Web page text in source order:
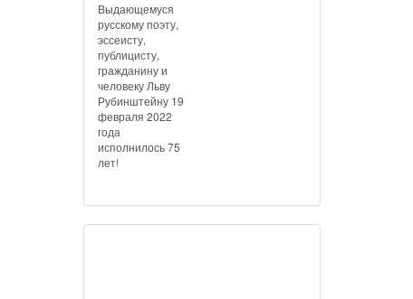
Выдающемуся
русскому поэту,
эссеисту,
публицисту,
гражданину и
человеку Льву
Рубинштейну 19
февраля 2022
года
исполнилось 75
лет!